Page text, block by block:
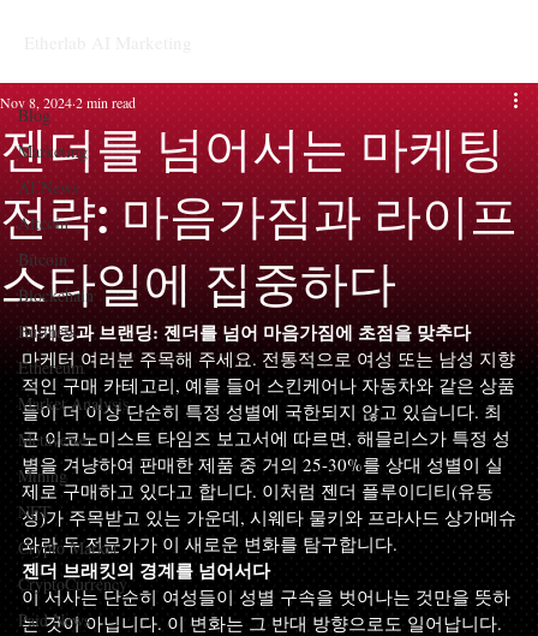
Blog
Marketing
AI News
Altcoin
Bitcoin
Blockchain
Business
Ethereum
Market Analysis
Metaverse
Mining
NFT
Crypto Market
CryptoCurrency
Paid News
젠더를 넘어서는 마케팅
전략: 마음가짐과 라이프
스타일에 집중하다
Nov 8, 20242 min read
마케팅과 브랜딩: 젠더를 넘어 마음가짐에 초점을 맞추다
마케터 여러분 주목해 주세요. 전통적으로 여성 또는 남성 지향
적인 구매 카테고리, 예를 들어 스킨케어나 자동차와 같은 상품
들이 더 이상 단순히 특정 성별에 국한되지 않고 있습니다. 최
근 이코노미스트 타임즈 보고서에 따르면, 해믈리스가 특정 성
별을 겨냥하여 판매한 제품 중 거의 25-30%를 상대 성별이 실
제로 구매하고 있다고 합니다. 이처럼 젠더 플루이디티(유동
성)가 주목받고 있는 가운데, 시웨타 물키와 프라사드 상가메슈
와란 두 전문가가 이 새로운 변화를 탐구합니다.
젠더 브래킷의 경계를 넘어서다
이 서사는 단순히 여성들이 성별 구속을 벗어나는 것만을 뜻하
는 것이 아닙니다. 이 변화는 그 반대 방향으로도 일어납니다.